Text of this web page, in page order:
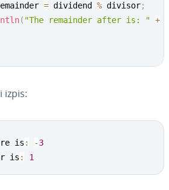
= dividend % divisor;
( "The remainder after is: " +
izpis:
is : -3
is : 1